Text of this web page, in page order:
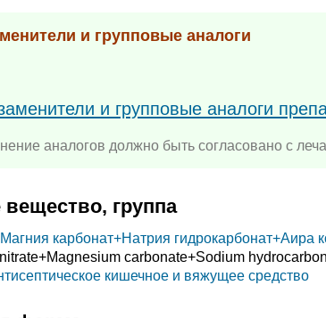
и групповые аналоги
и групповые аналоги
аналогов должно быть согласовано с
группа
Магния карбонат+Натрия гидрокарбонат+Аира
Magnesium carbonate+Sodium
кишечное и вяжущее средство